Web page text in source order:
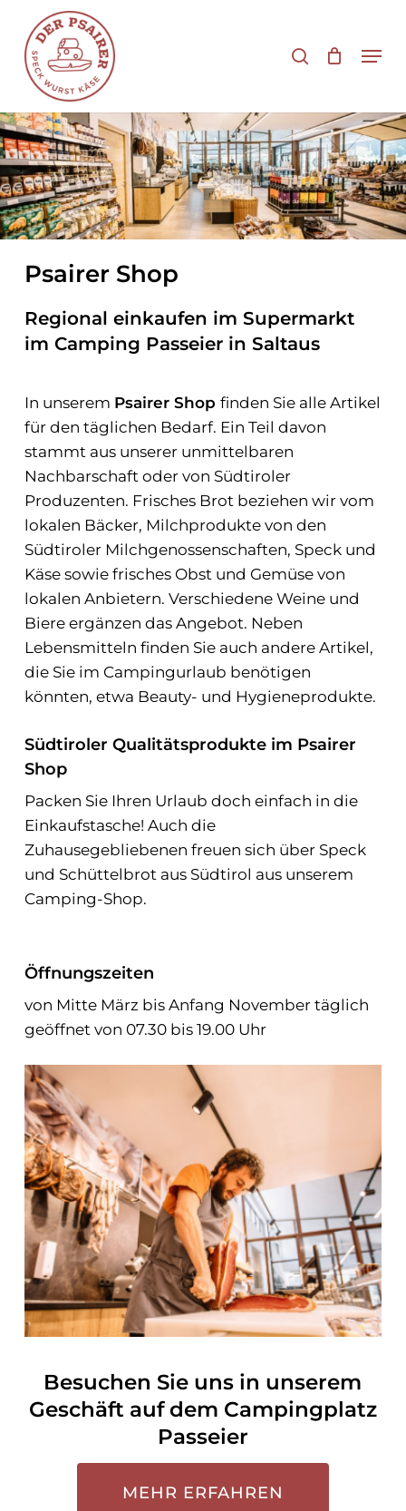
Hauptinhalt
springen
Psairer Shop
Regional einkaufen im Supermarkt
im Camping Passeier in Saltaus
In unserem Psairer Shop finden Sie alle Artikel
für den täglichen Bedarf. Ein Teil davon
stammt aus unserer unmittelbaren
Nachbarschaft oder von Südtiroler
Produzenten. Frisches Brot beziehen wir vom
lokalen Bäcker, Milchprodukte von den
Südtiroler Milchgenossenschaften, Speck und
Käse sowie frisches Obst und Gemüse von
lokalen Anbietern. Verschiedene Weine und
Biere ergänzen das Angebot. Neben
Lebensmitteln finden Sie auch andere Artikel,
die Sie im Campingurlaub benötigen
könnten, etwa Beauty- und Hygieneprodukte.
Südtiroler Qualitätsprodukte im Psairer
Shop
Packen Sie Ihren Urlaub doch einfach in die
Einkaufstasche! Auch die
Zuhausegebliebenen freuen sich über Speck
und Schüttelbrot aus Südtirol aus unserem
Camping-Shop.
Öffnungszeiten
von Mitte März bis Anfang November täglich
geöffnet von 07.30 bis 19.00 Uhr
Besuchen Sie uns in unserem
Geschäft auf dem Campingplatz
Passeier
MEHR ERFAHREN